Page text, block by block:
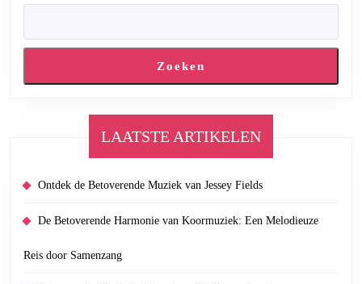
Zoeken
LAATSTE ARTIKELEN
Ontdek de Betoverende Muziek van Jessey Fields
De Betoverende Harmonie van Koormuziek: Een Melodieuze
Reis door Samenzang